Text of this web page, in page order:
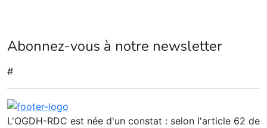
Abonnez-vous à notre newsletter
#
L'OGDH-RDC est née d'un constat : selon l'article 62 de